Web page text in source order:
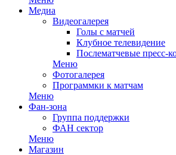
Медиа
Видеогалерея
Голы с матчей
Клубное телевидение
Послематчевые пресс-
Меню
Фотогалерея
Программки к матчам
Меню
Фан-зона
Группа поддержки
ФАН сектор
Меню
Магазин